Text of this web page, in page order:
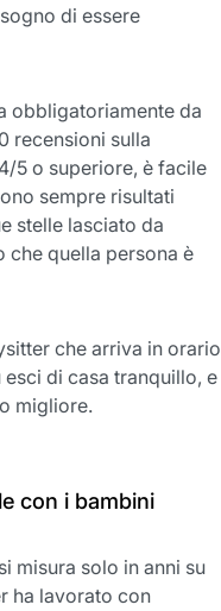
di essere
obbligatoriamente da
recensioni sulla
5 o superiore, è facile
sempre risultati
stelle lasciato da
che quella persona è
che arriva in orario
di casa tranquillo, e
migliore.
con i bambini
misura solo in anni su
ha lavorato con